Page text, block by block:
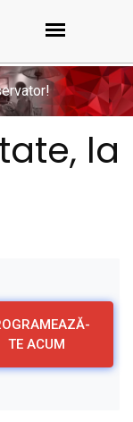
la
TE ACUM